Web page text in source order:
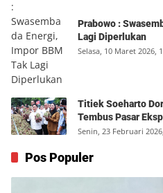
Prabowo :
Lagi Diperlukan
Selasa, 10 Maret 2026,
Titiek Soeharto
Tembus Pasar
Juta per Hektare
Senin, 23 Februari
Pos Populer